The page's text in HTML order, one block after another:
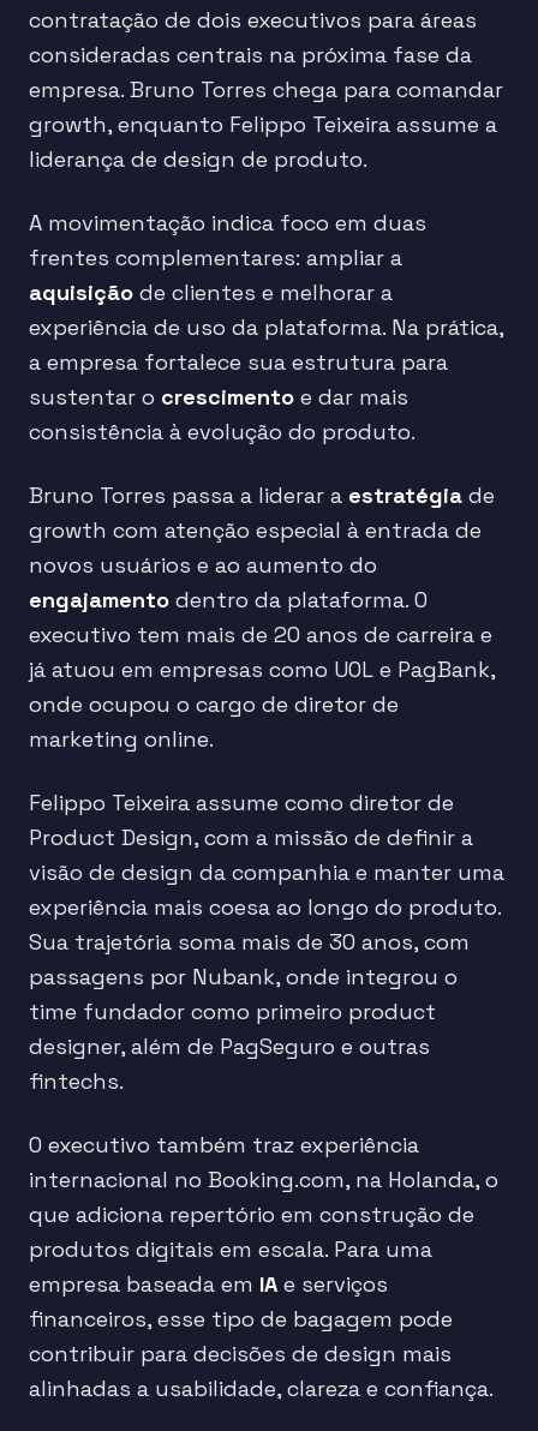
contratação de dois executivos para áreas
consideradas centrais na próxima fase da
empresa. Bruno Torres chega para comandar
growth, enquanto Felippo Teixeira assume a
liderança de design de produto.
A movimentação indica foco em duas
frentes complementares: ampliar a
aquisição de clientes e melhorar a
experiência de uso da plataforma. Na prática,
a empresa fortalece sua estrutura para
sustentar o crescimento e dar mais
consistência à evolução do produto.
Bruno Torres passa a liderar a estratégia de
growth com atenção especial à entrada de
novos usuários e ao aumento do
engajamento dentro da plataforma. O
executivo tem mais de 20 anos de carreira e
já atuou em empresas como UOL e PagBank,
onde ocupou o cargo de diretor de
marketing online.
Felippo Teixeira assume como diretor de
Product Design, com a missão de definir a
visão de design da companhia e manter uma
experiência mais coesa ao longo do produto.
Sua trajetória soma mais de 30 anos, com
passagens por Nubank, onde integrou o
time fundador como primeiro product
designer, além de PagSeguro e outras
fintechs.
O executivo também traz experiência
internacional no Booking.com, na Holanda, o
que adiciona repertório em construção de
produtos digitais em escala. Para uma
empresa baseada em IA e serviços
financeiros, esse tipo de bagagem pode
contribuir para decisões de design mais
alinhadas a usabilidade, clareza e confiança.